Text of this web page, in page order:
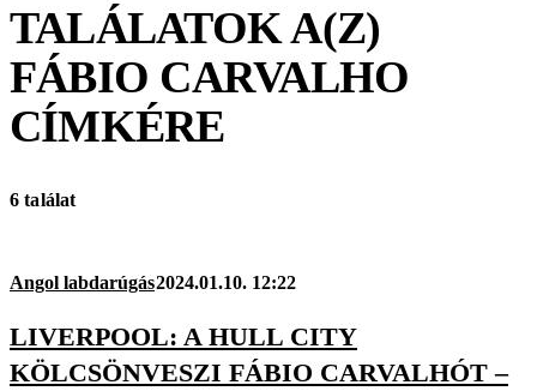
TALÁLATOK A(Z)
FÁBIO CARVALHO
CÍMKÉRE
6 találat
Angol labdarúgás2024.01.10. 12:22
LIVERPOOL: A HULL CITY
KÖLCSÖNVESZI FÁBIO CARVALHÓT –